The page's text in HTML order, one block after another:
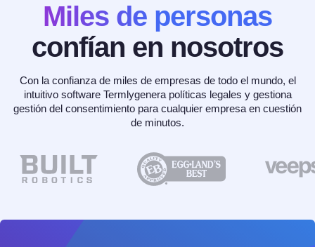
Miles de personas
confían en nosotros
Con la confianza de miles de empresas de todo el mundo, el
intuitivo software Termlygenera políticas legales y gestiona
gestión del consentimiento para cualquier empresa en cuestión
de minutos.